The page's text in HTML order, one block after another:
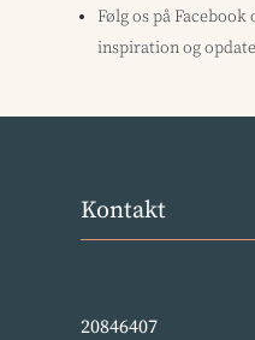
Følg os på
inspiration og
Kontakt
20846407